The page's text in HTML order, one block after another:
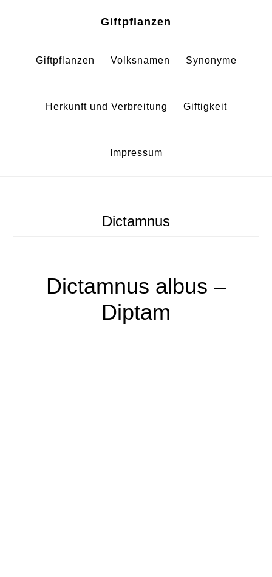
springen
springen
Giftpflanzen
Giftpflanzen Volksnamen Synonyme
Herkunft und Verbreitung Giftigkeit
Impressum
Dictamnus
Dictamnus albus –
Diptam